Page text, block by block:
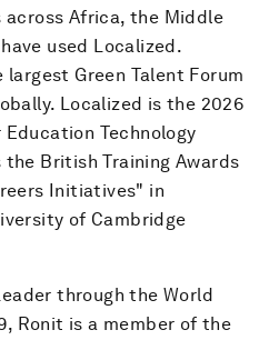
Africa, the Middle
used Localized.
Green Talent Forum
Localized is the 2026
Technology
British Training Awards
Initiatives" in
of Cambridge
through the World
Ronit is a member of the